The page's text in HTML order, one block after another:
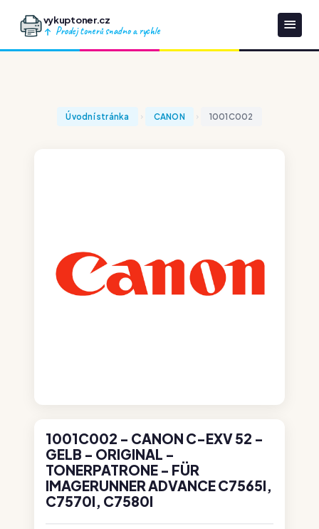
vykuptoner.cz
Prodej tonerů snadno a rychle
Úvodní stránka CANON 1001C002
1001C002 - CANON C-EXV 52 -
GELB - ORIGINAL -
TONERPATRONE - FÜR
IMAGERUNNER ADVANCE C7565I,
C7570I, C7580I